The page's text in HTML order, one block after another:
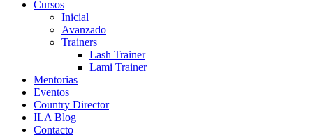
Cursos
Inicial
Avanzado
Trainers
Lash Trainer
Lami Trainer
Mentorias
Eventos
Country Director
ILA Blog
Contacto